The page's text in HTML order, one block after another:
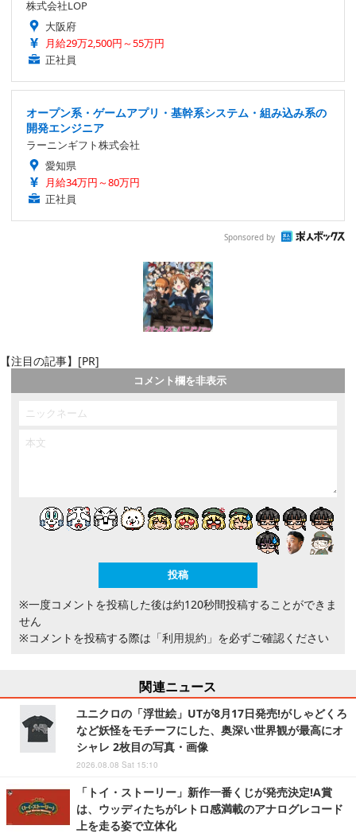
株式会社LOP
大阪府
月給29万2,500円～55万円
正社員
オープン系・ゲームアプリ・基幹系システム・組み込み系の
開発エンジニア
ラーニンギフト株式会社
愛知県
月給34万円～80万円
正社員
Sponsored by
【注目の記事】[PR]
コメント欄を非表示
※一度コメントを投稿した後は約120秒間投稿することができま
せん
※コメントを投稿する際は 「利用規約」 を必ずご確認ください
関連ニュース
ユニクロの「浮世絵」UTが8月17日発売!がしゃどくろ
など妖怪をモチーフにした、奥深い世界観が最高にオ
シャレ 2枚目の写真・画像
2026.08.08 Sat 15:10
「トイ・ストーリー」新作一番くじが発売決定!A賞
は、ウッディたちがレトロ感満載のアナログレコード
上を走る姿で立体化